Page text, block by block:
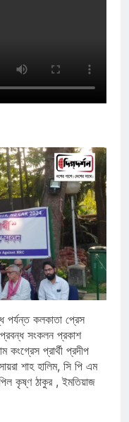
পর্যন্ত কলকাতা প্রেস
প্রবন্ধ সংকলন প্রকাশ
প্রার্থী প্রদীপ
শাহ হালিম, সি পি এম
কৃষ্ণ ঠাকুর , ইমতিয়াজ